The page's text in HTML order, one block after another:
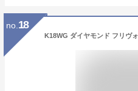
no. 18